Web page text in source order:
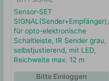
Sensor-SET
SIGNAL(Sender+Empfänger),
für opto-elektronische
Schaltleiste, IR Sender grau,
selbstjustierend, mit LED,
Reichweite max. 12 m
Bitte Einloggen